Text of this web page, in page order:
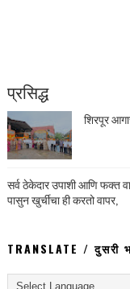
प्रसिद्ध
शिरपूर
सर्व ठेकेदार उपाशी आणि फक्त
पासुन खुर्चीचा ही करतो वापर,
TRANSLATE / दुसरी